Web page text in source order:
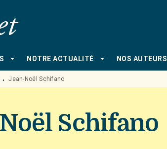
arrow_drop_down NOTRE ACTUALITÉ arrow_drop_down NOS AUTEURS
• Jean-Noël Schifano
Schifano